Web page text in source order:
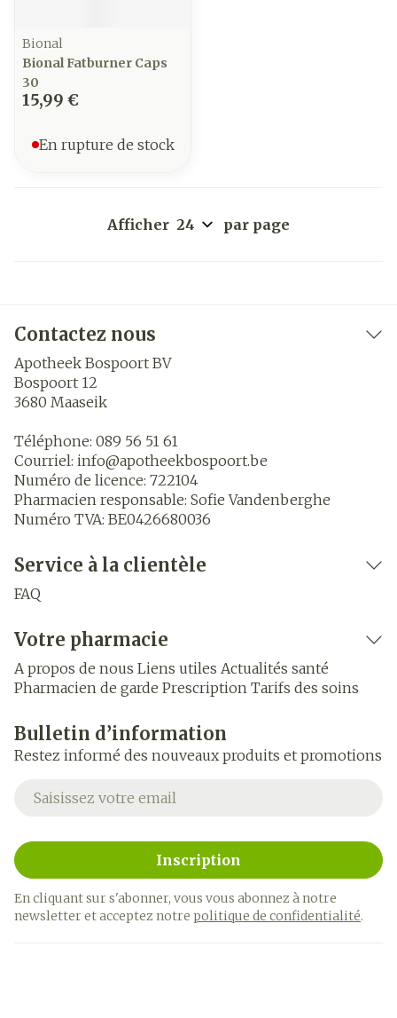
Bional
Bional Fatburner Caps
30
15,99 €
En rupture de stock
Afficher par page
Contactez nous
Apotheek Bospoort BV
Bospoort 12
3680 Maaseik
Téléphone: 089 56 51 61
Courriel: info@apotheekbospoort.be
Numéro de licence: 722104
Pharmacien responsable: Sofie Vandenberghe
Numéro TVA: BE0426680036
Service à la clientèle
FAQ
Votre pharmacie
A propos de nous Liens utiles Actualités santé
Pharmacien de garde Prescription Tarifs des soins
Bulletin d’information
Restez informé des nouveaux produits et promotions
Adresse mail
Inscription
En cliquant sur s'abonner, vous vous abonnez à notre
newsletter et acceptez notre politique de confidentialité.